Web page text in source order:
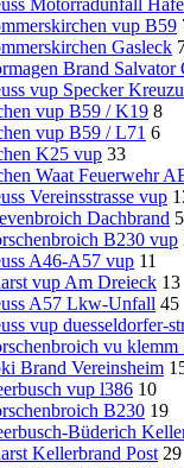
Motorradunfall
vup B59
Gasleck
Brand Salvator
vup Specker
vup B59 / K19 8
vup B59 / L71 6
K25 vup 33
Waat Feuerwehr
Vereinsstrasse vup
Dachbrand
B230 vup
A46-A57 vup 11
vup Am Dreieck 13
A57 Lkw-Unfall 45
vup duesseldorfer-
vu klemm
Brand Vereinsheim
vup l386 10
B230 19
Büderich
Kellerbrand Post 29